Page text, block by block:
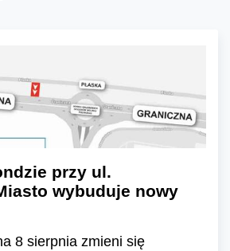
przy ul.
wybuduje nowy
8 sierpnia zmieni się